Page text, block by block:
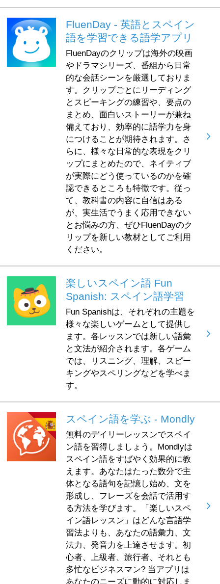
FluenDay - 英語とスペイン
語を学習できる語学アプリ
FluenDayのクリップは海外の映画
やドラマシリーズ、番組から日常
的な会話シーンを厳選しておりま
す。クリップごとにリーディング
とスピーキングの練習や、要点の
まとめ、面白いストーリーが兼ね
備えており、効率的に語学力を身
につけることが期待されます。さ
らに、様々な日常的な表現をクリ
ップにまとめたので、ネイティブ
が実際にどう使っているのかを確
認できるところも特徴です。従っ
て、教科書の内容に自信はある
が、実生活でうまく応用できない
とお悩みの方、ぜひFluenDayのク
リップを新しい教材としてご利用
ください。
楽しいスペイン語 Fun
Spanish: スペイン語学習
Fun Spanishは、それぞれの主題を
様々な楽しいゲームとして提供し
ます。各レッスンでは新しい語彙
と文法が紹介されます。各ゲーム
では、リスニング、理解、スピー
キングやスペリングなどを学べま
す。
スペイン語を学ぶ - Mondly
無料のデイリーレッスンでスペイ
ン語を習得しましょう。Mondlyは
スペイン語をすばやく効果的に教
えます。あなたはたった数分で主
体となる語句を記憶し始め、文を
形成し、フレーズを会話で活用す
る方法を学びます。「楽しいスペ
イン語レッスン」はどんな言語学
習法よりも、あなたの語彙力、文
法力、発音力を上達させます。初
心者、上級者、旅行者、それとも
多忙なビジネスマン? 当アプリは
あなたのニーズに動的に対応しま